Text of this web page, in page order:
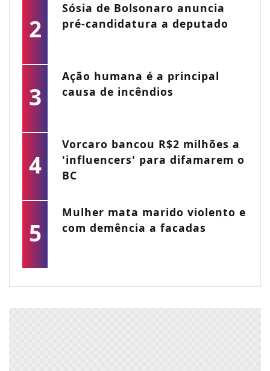
2
Sósia de Bolsonaro anuncia
pré-candidatura a deputado
3
Ação humana é a principal
causa de incêndios
4
Vorcaro bancou R$2 milhões a
'influencers' para difamarem o
BC
5
Mulher mata marido violento e
com demência a facadas